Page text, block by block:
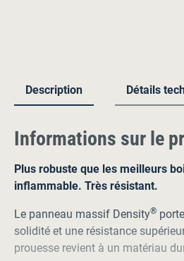
Description Détails
Informations sur le
Plus robuste que les meilleurs
inflammable. Très résistant.
Le panneau massif Density®
solidité et une résistance
prouesse revient à un matériau